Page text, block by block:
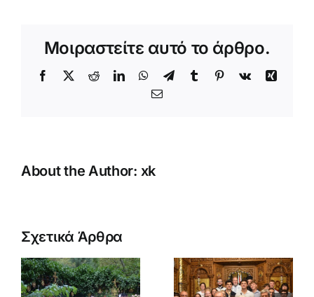
Μοιραστείτε αυτό το άρθρο.
Facebook
X RedditLinkedInWhatsApp
TelegramTumblr Pinterest
Vk
Xing
Email
About the Author: xk
Σχετικά Άρθρα
Αρχιερατική
Θεία
Λειτουργία
(B’
περίοδος)